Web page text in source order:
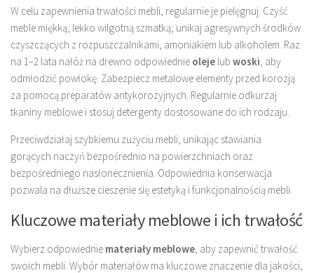
W celu zapewnienia trwałości mebli, regularnie je pielęgnuj. Czyść
meble miękką, lekko wilgotną szmatką; unikaj agresywnych środków
czyszczących z rozpuszczalnikami, amoniakiem lub alkoholem. Raz
na 1–2 lata nałóż na drewno odpowiednie oleje lub woski , aby
odmłodzić powłokę. Zabezpiecz metalowe elementy przed korozją
za pomocą preparatów antykorozyjnych. Regularnie odkurzaj
tkaniny meblowe i stosuj detergenty dostosowane do ich rodzaju.
Przeciwdziałaj szybkiemu zużyciu mebli, unikając stawiania
gorących naczyń bezpośrednio na powierzchniach oraz
bezpośredniego nasłonecznienia. Odpowiednia konserwacja
pozwala na dłuższe cieszenie się estetyką i funkcjonalnością mebli.
Kluczowe materiały meblowe i ich trwałość
Wybierz odpowiednie materiały meblowe , aby zapewnić trwałość
swoich mebli. Wybór materiałów ma kluczowe znaczenie dla jakości,